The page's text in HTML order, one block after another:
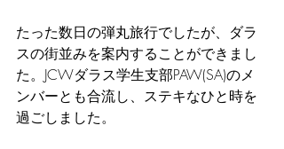
たった数日の弾丸旅行でしたが、ダラ
スの街並みを案内することができまし
た。JCWダラス学生支部PAW(SA)のメ
ンバーとも合流し、ステキなひと時を
過ごしました。